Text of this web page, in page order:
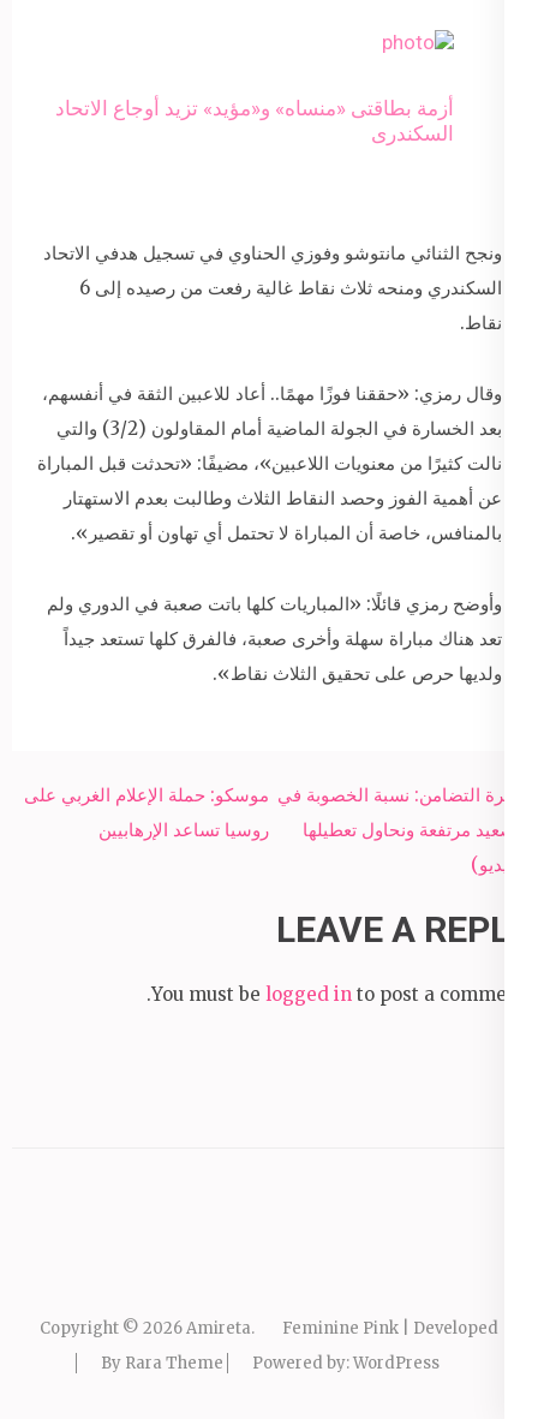
أزمة بطاقتى «منساه» و«مؤيد» تزيد أوجاع الاتحاد
السكندرى
ونجح الثنائي مانتوشو وفوزي الحناوي في تسجيل هدفي الاتحاد
السكندري ومنحه ثلاث نقاط غالية رفعت من رصيده إلى 6
نقاط.
وقال رمزي: «حققنا فوزًا مهمًا.. أعاد للاعبين الثقة في أنفسهم،
بعد الخسارة في الجولة الماضية أمام المقاولون (3/2) والتي
نالت كثيرًا من معنويات اللاعبين»، مضيفًا: «تحدثت قبل المباراة
عن أهمية الفوز وحصد النقاط الثلاث وطالبت بعدم الاستهتار
بالمنافس، خاصة أن المباراة لا تحتمل أي تهاون أو تقصير».
وأوضح رمزي قائلًا: «المباريات كلها باتت صعبة في الدوري ولم
تعد هناك مباراة سهلة وأخرى صعبة، فالفرق كلها تستعد جيداً
ولديها حرص على تحقيق الثلاث نقاط».
Post
navigation
موسكو: حملة الإعلام الغربي على
روسيا تساعد الإرهابيين
وزيرة التضامن: نسبة الخصوبة في
الصعيد مرتفعة ونحاول تعطيلها
(فيديو)
LEAVE A REPLY
You must be logged in to post a comment.
Copyright © 2026Amireta.
Feminine Pink | Developed
By Rara Theme Powered by:WordPress